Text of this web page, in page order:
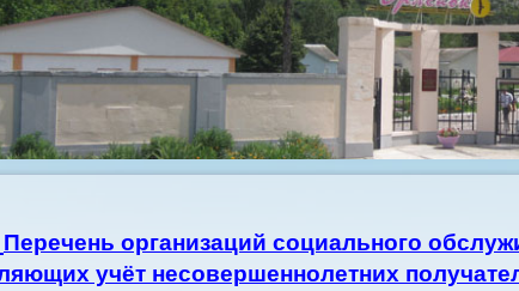
Перечень организаций социального
учёт несовершеннолетних